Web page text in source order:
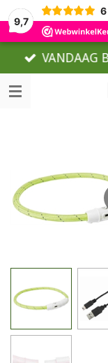
9,7
6
VANDAAG